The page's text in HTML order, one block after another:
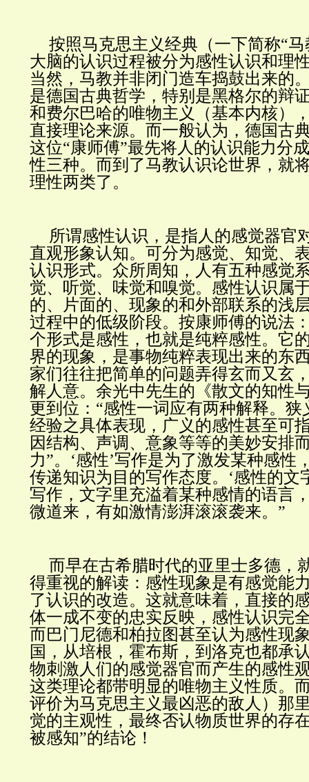
按照马克思主义经典（一下简称“马
大脑的认识过程被分为感性认识和理
当然，马教并非闭门造车捣鼓出来的
是德国古典哲学，特别是黑格尔的辩
和费尔巴哈的唯物主义（基本内核）
直接理论来源。而一般认为，德国古
这位“康师傅”最先将人的认识能力分
性三种。而到了马教认识论世界，就
理性两类了。
所谓感性认识，是指人的感觉器官
直观形象认知。可分为感觉、知觉、
认识形式。众所周知，人有五种感觉
觉、听觉、味觉和嗅觉。感性认识属
的、片面的、现象的和外部联系的浅
过程中的低级阶段。按康师傅的说法
个形式是感性，也就是纯粹感性。它
界的现象，是事物纯粹表现出来的
家们往往把简单的问题弄得玄而又玄
解人意。余光中先生的《散文的知性
更到位：“感性一词应有两种解释。
经验之具体表现，广义的感性甚至可
因结构、声调、意象等等的美妙安排
力”。‘感性’写作是为了激发某种感性
传递知识为目的写作态度。‘感性的文
写作，文字里充溢着某种感情的语言
微道来，有如激情澎湃滚滚袭来。”
而早在古希腊时代的亚里士多德，
得重视的解读：感性现象是有感觉能
了认识的改造。这就意味着，直接的
体一成不变的忠实反映，感性认识完
而巴门尼德和柏拉图甚至认为感性现
国，从培根，霍布斯，到洛克也都承
物刺激人们的感觉器官而产生的感性
这类理论都带明显的唯物主义性质。
评价为马克思主义最凶恶的敌人）那
觉的主观性，最终否认物质世界的存
被感知”的结论！